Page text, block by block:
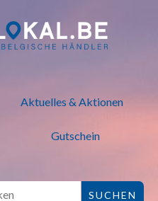
Bei lokalen
Aktuelles & Aktionen
Gutschein